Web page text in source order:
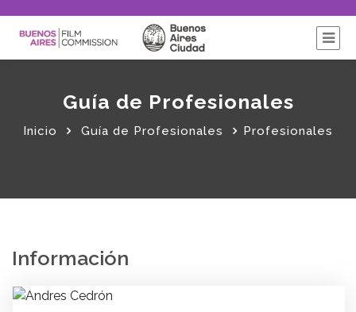
Guía de Profesionales
Inicio Guía de Profesionales Profesionales
Información